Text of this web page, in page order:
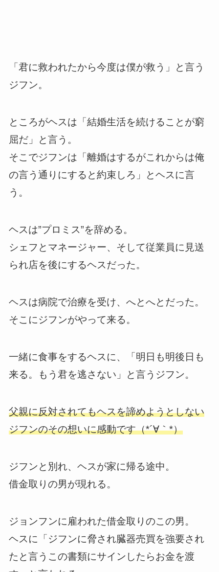
「君に救われたから今度は僕が救う」と言う
ジフン。
ところがヘスは「結婚生活を続けることが窮
屈だ」と言う。
そこでジフンは「離婚はするがこれからは俺
の言う通りにすると約束しろ」とヘスに言
う。
ヘスは”プロミス”を辞める。
シェフとマネージャー、そして従業員に見送
られ店を後にするヘスだった。
ヘスは病院で治療を受け、へとへとだった。
そこにジフンがやって来る。
一緒に食事をするヘスに、「明日も明後日も
来る。もう君を逃さない」と言うジフン。
父親に反対されてもヘスを諦めようとしない
ジフンのその想いに感動です（*´∀｀*）
ジフンと別れ、ヘスが家に帰る途中。
借金取りの男が現れる。
ジョンフンに雇われた借金取りのこの男。
ヘスに「ジフンに脅され臓器売買を強要され
たと言うこの書類にサインしたらお金を渡